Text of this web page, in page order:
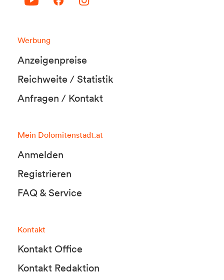
Werbung
Anzeigenpreise
Reichweite / Statistik
Anfragen / Kontakt
Mein Dolomitenstadt.at
Anmelden
Registrieren
FAQ & Service
Kontakt
Kontakt Office
Kontakt Redaktion